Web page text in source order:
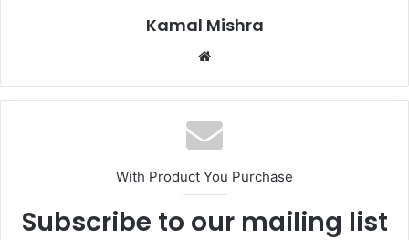
Kamal Mishra
Website
With Product You Purchase
Subscribe to our mailing list